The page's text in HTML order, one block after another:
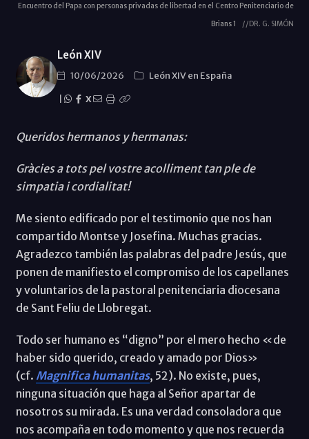
Encuentro del Papa con personas privadas de libertad en el Centro Penitenciario de
Brians 1
//DR. G. SIMÓN
León XIV
10/06/2026
León XIV en España
X
Queridos hermanos y hermanas:
Gràcies a tots pel vostre acolliment tan ple de
simpatia i cordialitat!
Me siento edificado por el testimonio que nos han
compartido Montse y Josefina. Muchas gracias.
Agradezco también las palabras del padre Jesús, que
ponen de manifiesto el compromiso de los capellanes
y voluntarios de la pastoral penitenciaria diocesana
de Sant Feliu de Llobregat.
Todo ser humano es “digno” por el mero hecho «de
haber sido querido, creado y amado por Dios»
(cf. Magnifica humanitas, 52). No existe, pues,
ninguna situación que haga al Señor apartar de
nosotros su mirada. Es una verdad consoladora que
nos acompaña en todo momento y que nos recuerda